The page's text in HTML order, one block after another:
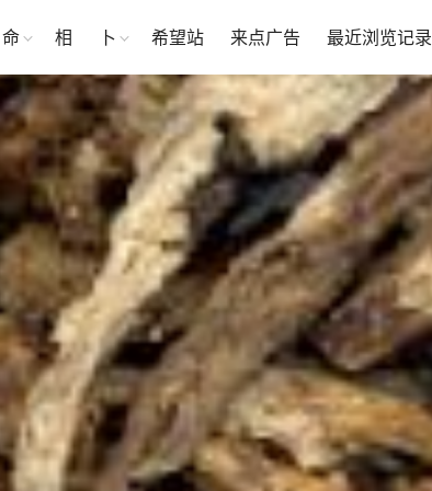
命 相 卜 希望站 来点广告 最近浏览记录